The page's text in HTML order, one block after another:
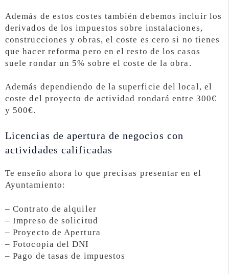
Además de estos costes también debemos incluir los
derivados de los impuestos sobre instalaciones,
construcciones y obras, el coste es cero si no tienes
que hacer reforma pero en el resto de los casos
suele rondar un 5% sobre el coste de la obra.
Además dependiendo de la superficie del local, el
coste del proyecto de actividad rondará entre 300€
y 500€.
Licencias de apertura de negocios con
actividades calificadas
Te enseño ahora lo que precisas presentar en el
Ayuntamiento:
– Contrato de alquiler
– Impreso de solicitud
– Proyecto de Apertura
– Fotocopia del DNI
– Pago de tasas de impuestos